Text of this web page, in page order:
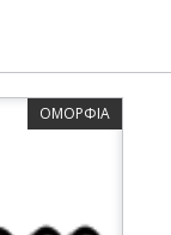
ΟΜΟΡΦΙΑ